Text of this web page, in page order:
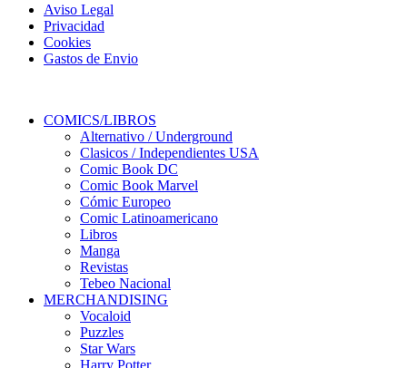
Aviso Legal
Privacidad
Cookies
Gastos de Envio
COMICS/LIBROS
Alternativo / Underground
Clasicos / Independientes USA
Comic Book DC
Comic Book Marvel
Cómic Europeo
Comic Latinoamericano
Libros
Manga
Revistas
Tebeo Nacional
MERCHANDISING
Vocaloid
Puzzles
Star Wars
Harry Potter